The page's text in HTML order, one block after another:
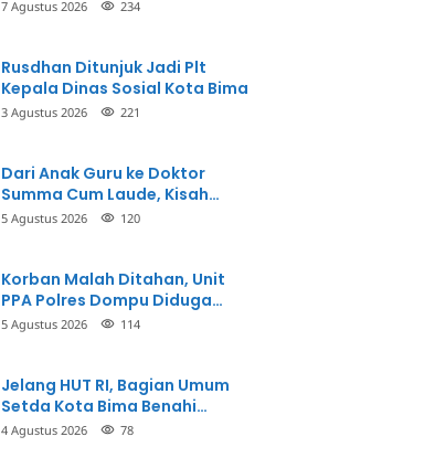
7 Agustus 2026 234
Rusdhan Ditunjuk Jadi Plt
Kepala Dinas Sosial Kota Bima
3 Agustus 2026 221
Dari Anak Guru ke Doktor
Summa Cum Laude, Kisah
Taman Firdaus Menginspirasi
5 Agustus 2026 120
Korban Malah Ditahan, Unit
PPA Polres Dompu Diduga
Balikkan Fakta Kasus
5 Agustus 2026 114
Jelang HUT RI, Bagian Umum
Setda Kota Bima Benahi
Kantor Pemkot
4 Agustus 2026 78